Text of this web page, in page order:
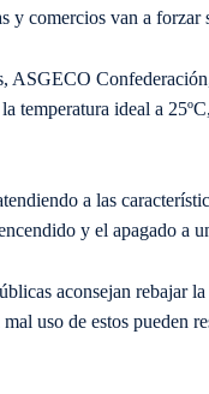
y comercios van a forzar
ASGECO
temperatura ideal a
a las
y el apagado a
aconsejan rebajar
uso de estos pueden